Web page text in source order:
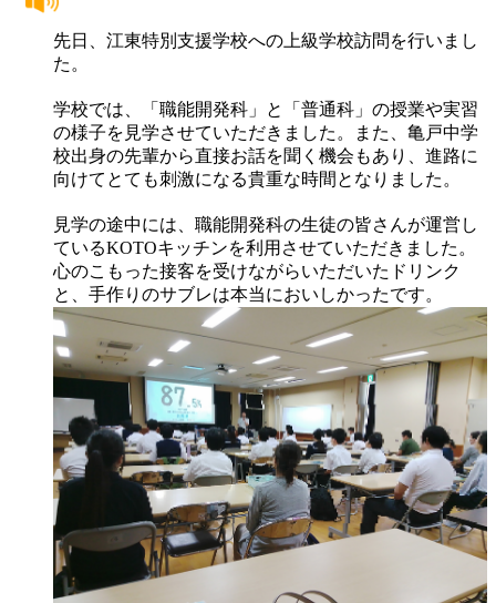
先日、江東特別支援学校への上級学校訪問を行いまし
た。
学校では、「職能開発科」と「普通科」の授業や実習
の様子を見学させていただきました。また、亀戸中学
校出身の先輩から直接お話を聞く機会もあり、進路に
向けてとても刺激になる貴重な時間となりました。
見学の途中には、職能開発科の生徒の皆さんが運営し
ているKOTOキッチンを利用させていただきました。
心のこもった接客を受けながらいただいたドリンク
と、手作りのサブレは本当においしかったです。